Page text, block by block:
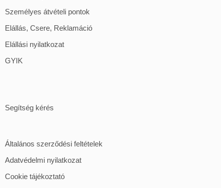
Személyes átvételi pontok
Elállás, Csere, Reklamáció
Elállási nyilatkozat
GYIK
Segítség kérés
Általános szerződési feltételek
Adatvédelmi nyilatkozat
Cookie tájékoztató